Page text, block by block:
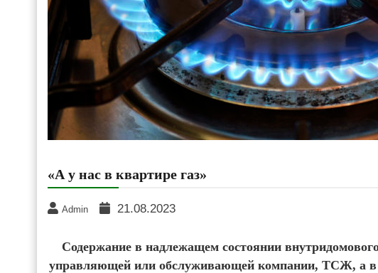
«А у нас в квартире газ»
Admin 21.08.2023
Содержание в надлежащем состоянии
управляющей или обслуживающей компании, ТСЖ, а в